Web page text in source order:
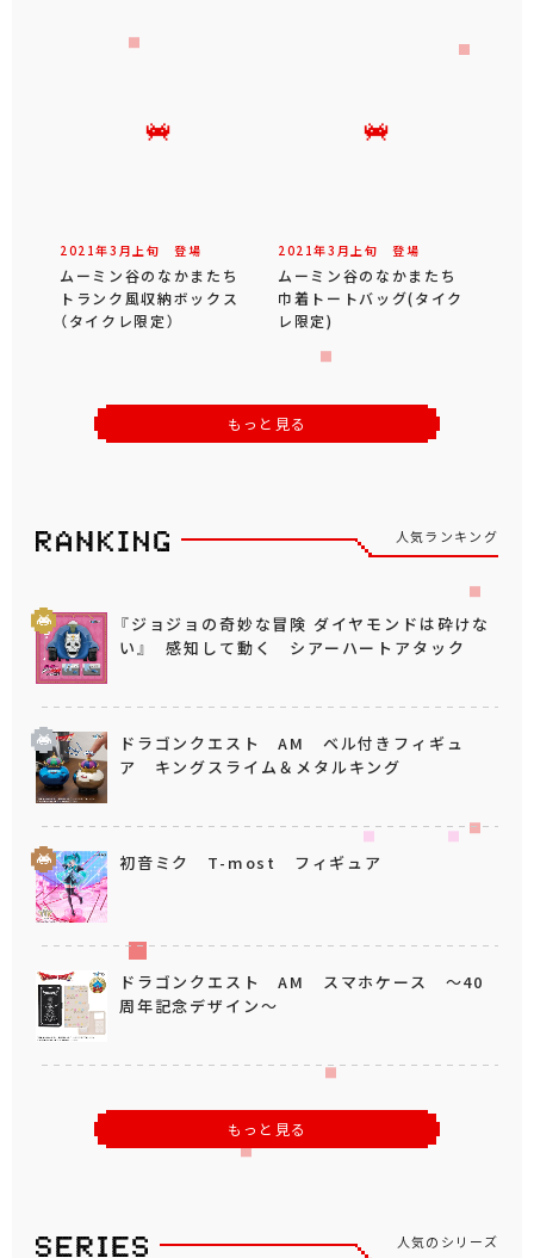
2021年3 月 上旬 登場
ムーミン谷のなかまたち
トランク風収納ボックス
（タイクレ限定）
2021年3 月 上旬 登場
ムーミン谷のなかまたち
巾着トートバッグ(タイク
レ限定)
もっと見る
人気ランキング
『ジョジョの奇妙な冒険 ダイヤモンドは砕けな
い』 感知して動く シアーハートアタック
ドラゴンクエスト AM ベル付きフィギュ
ア キングスライム＆メタルキング
初音ミク T-most フィギュア
ドラゴンクエスト AM スマホケース ～40
周年記念デザイン～
もっと見る
人気のシリーズ